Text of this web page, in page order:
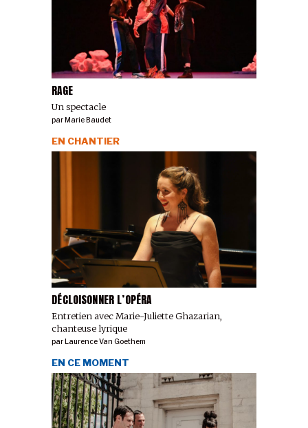
RAGE
Un spectacle
parMarie Baudet
DÉCLOISONNER L’OPÉRA
Entretien avec Marie-Juliette Ghazarian,
chanteuse lyrique
EN CHANTIER
par Laurence Van Goethem
EN CE MOMENT